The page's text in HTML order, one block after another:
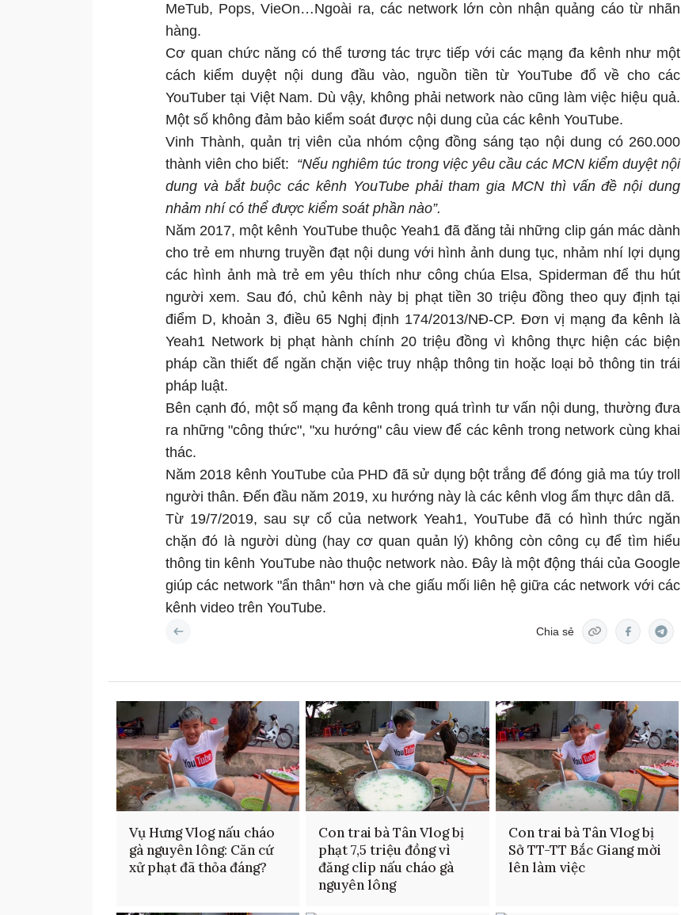
MeTub, Pops, VieOn…Ngoài ra, các network lớn còn nhận quảng cáo từ nhãn
hàng.
Cơ quan chức năng có thể tương tác trực tiếp với các mạng đa kênh như một
cách kiểm duyệt nội dung đầu vào, nguồn tiền từ YouTube đổ về cho các
YouTuber tại Việt Nam. Dù vậy, không phải network nào cũng làm việc hiệu quả.
Một số không đảm bảo kiểm soát được nội dung của các kênh YouTube.
Vinh Thành, quản trị viên của nhóm cộng đồng sáng tạo nội dung có 260.000
thành viên cho biết: “Nếu nghiêm túc trong việc yêu cầu các MCN kiểm duyệt nội
dung và bắt buộc các kênh YouTube phải tham gia MCN thì vấn đề nội dung
nhảm nhí có thể được kiểm soát phần nào”.
Năm 2017, một kênh YouTube thuộc Yeah1 đã đăng tải những clip gán mác dành
cho trẻ em nhưng truyền đạt nội dung với hình ảnh dung tục, nhảm nhí lợi dụng
các hình ảnh mà trẻ em yêu thích như công chúa Elsa, Spiderman để thu hút
người xem. Sau đó, chủ kênh này bị phạt tiền 30 triệu đồng theo quy định tại
điểm D, khoản 3, điều 65 Nghị định 174/2013/NĐ-CP. Đơn vị mạng đa kênh là
Yeah1 Network bị phạt hành chính 20 triệu đồng vì không thực hiện các biện
pháp cần thiết để ngăn chặn việc truy nhập thông tin hoặc loại bỏ thông tin trái
pháp luật.
Bên cạnh đó, một số mạng đa kênh trong quá trình tư vấn nội dung, thường đưa
ra những "công thức", "xu hướng" câu view để các kênh trong network cùng khai
thác.
Năm 2018 kênh YouTube của PHD đã sử dụng bột trắng để đóng giả ma túy troll
người thân. Đến đầu năm 2019, xu hướng này là các kênh vlog ẩm thực dân dã.
Từ 19/7/2019, sau sự cố của network Yeah1, YouTube đã có hình thức ngăn
chặn đó là người dùng (hay cơ quan quản lý) không còn công cụ để tìm hiểu
thông tin kênh YouTube nào thuộc network nào. Đây là một động thái của Google
giúp các network "ẩn thân" hơn và che giấu mối liên hệ giữa các network với các
kênh video trên YouTube.
Chia sẻ
Vụ Hưng Vlog nấu cháo
gà nguyên lông: Căn cứ
xử phạt đã thỏa đáng?
Con trai bà Tân Vlog bị
phạt 7,5 triệu đồng vì
đăng clip nấu cháo gà
nguyên lông
Con trai bà Tân Vlog bị
Sở TT-TT Bắc Giang mời
lên làm việc